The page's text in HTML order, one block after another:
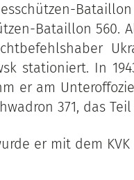
Bataillon 560.
stationiert. In
er am
371, das
er mit dem